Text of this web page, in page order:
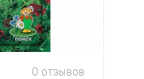
0 отзывов